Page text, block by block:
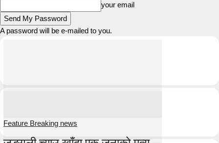
your email
A password will be e-mailed to you.
Feature Breaking news